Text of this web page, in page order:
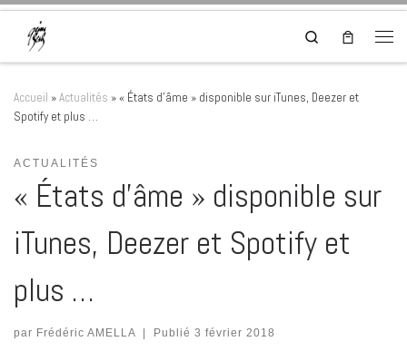
Skip to content
Search
Accueil »Actualités »« États d’âme » disponible sur iTunes, Deezer et
Spotify et plus …
ACTUALITÉS
« États d’âme » disponible sur
iTunes, Deezer et Spotify et
plus …
par Frédéric AMELLA Publié 3 février 2018